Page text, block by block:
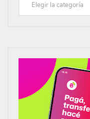
Categorías